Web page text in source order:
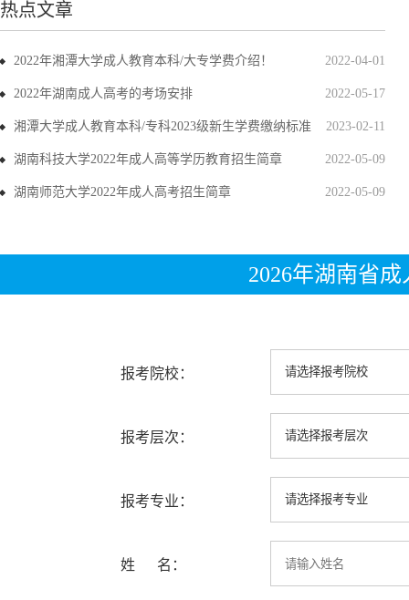
热点文章
2022-04-01
2022年湘潭大学成人教育本科/大专学费介绍！
2022-05-17
2022年湖南成人高考的考场安排
2023-02-11
湘潭大学成人教育本科/专科2023级新生学费缴纳标准
2022-05-09
湖南科技大学2022年成人高等学历教育招生简章
2022-05-09
湖南师范大学2022年成人高考招生简章
2026年湖南省
报考院校：
报考层次：
报考专业：
姓 名：